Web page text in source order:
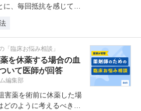
、毎回抵抗を感じてい
「臨床お悩み相談」
を休薬する場合の血
いて医師が回答
編集部
害薬を術前に休薬した場
のように考えるべきで